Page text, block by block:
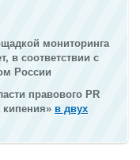
мониторинга
в соответствии с
России
правового PR
кипения» в двух